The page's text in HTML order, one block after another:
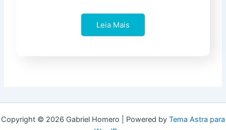
Leia Mais
Copyright © 2026 Gabriel Homero | Powered by Tema Astra para